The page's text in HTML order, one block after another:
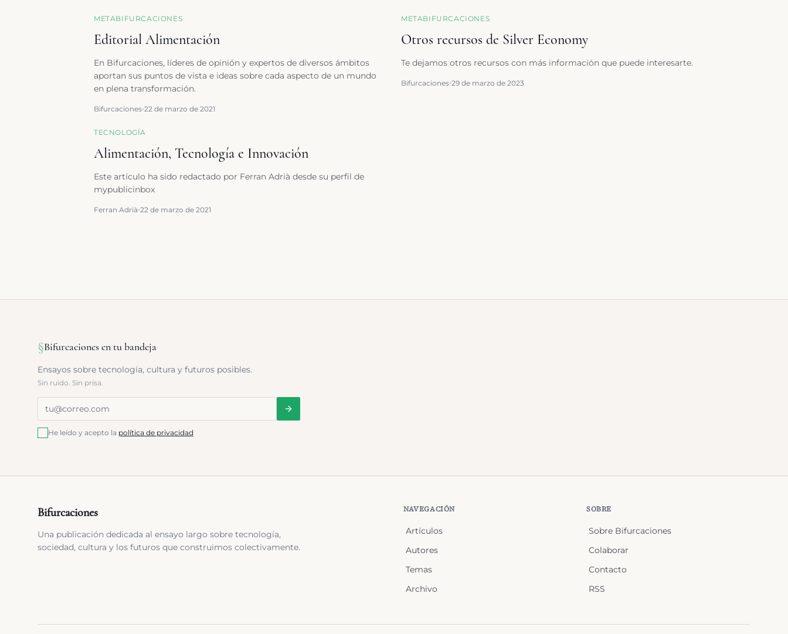
METABIFURCACIONES
Editorial Alimentación
En Bifurcaciones, líderes de opinión y expertos de diversos ámbitos
aportan sus puntos de vista e ideas sobre cada aspecto de un mundo
en plena transformación.
Bifurcaciones 22 de marzo de 2021
METABIFURCACIONES
Otros recursos de Silver Economy
Te dejamos otros recursos con más información que puede interesarte.
Bifurcaciones 29 de marzo de 2023
TECNOLOGÍA
Alimentación, Tecnología e Innovación
Este artículo ha sido redactado por Ferran Adrià desde su perfil de
mypublicinbox
Ferran Adrià 22 de marzo de 2021
§Bifurcaciones en tu bandeja
Ensayos sobre tecnología, cultura y futuros posibles.
Sin ruido. Sin prisa.
He leído y acepto la política de privacidad
Bifurcaciones
Una publicación dedicada al ensayo largo sobre tecnología,
sociedad, cultura y los futuros que construimos colectivamente.
NAVEGACIÓN
Artículos
Autores
Temas
Archivo
SOBRE
Sobre Bifurcaciones
Colaborar
Contacto
RSS